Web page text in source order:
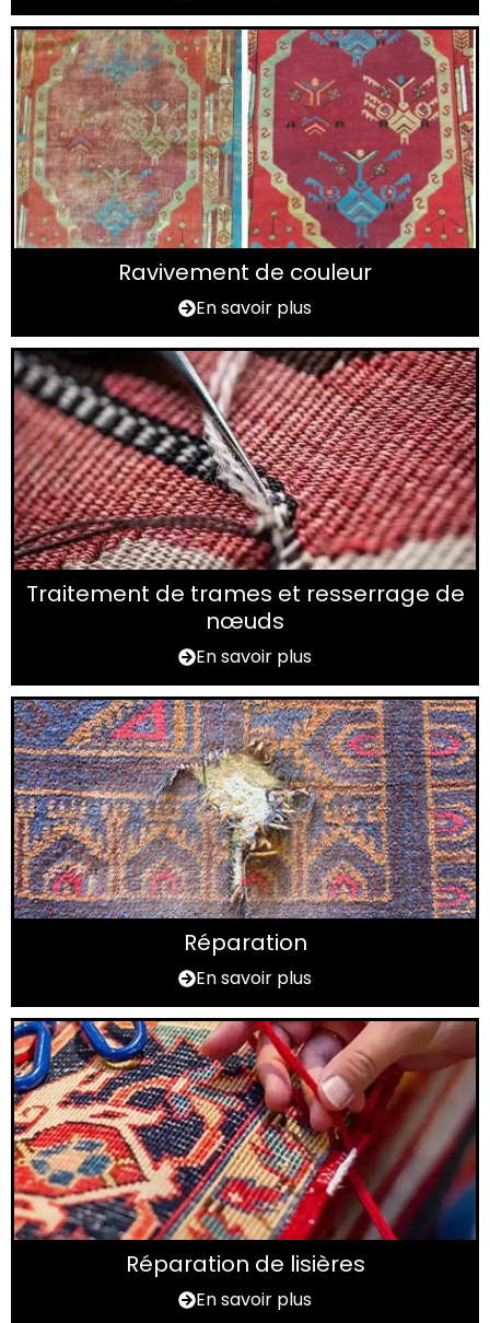
Ravivement de couleur
En savoir plus
Traitement de trames et resserrage de
nœuds
En savoir plus
Réparation
En savoir plus
Réparation de lisières
En savoir plus